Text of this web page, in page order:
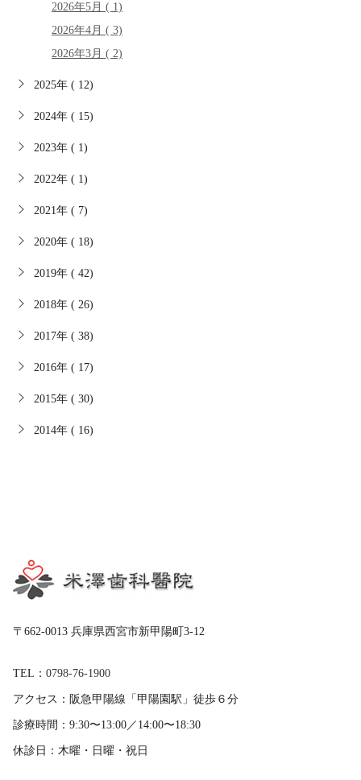
2026年5月 ( 1)
2026年4月 ( 3)
2026年3月 ( 2)
2025年 ( 12)
2024年 ( 15)
2023年 ( 1)
2022年 ( 1)
2021年 ( 7)
2020年 ( 18)
2019年 ( 42)
2018年 ( 26)
2017年 ( 38)
2016年 ( 17)
2015年 ( 30)
2014年 ( 16)
〒662-0013 兵庫県西宮市新甲陽町3-12
TEL： 0798-76-1900
アクセス： 阪急甲陽線「甲陽園駅」徒歩６分
診療時間： 9:30〜13:00／14:00〜18:30
休診日： 木曜・日曜・祝日